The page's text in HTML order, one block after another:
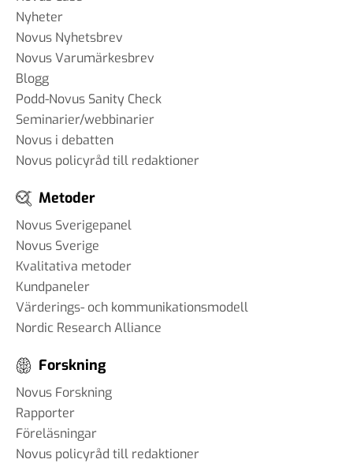
Nyheter
Novus Nyhetsbrev
Novus Varumärkesbrev
Blogg
Podd-Novus Sanity Check
Seminarier/webbinarier
Novus i debatten
Novus policyråd till redaktioner
Metoder
Novus Sverigepanel
Novus Sverige
Kvalitativa metoder
Kundpaneler
Värderings- och kommunikationsmodell
Nordic Research Alliance
Forskning
Novus Forskning
Rapporter
Föreläsningar
Novus policyråd till redaktioner